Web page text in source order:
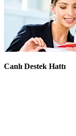
Canlı Destek Hattı